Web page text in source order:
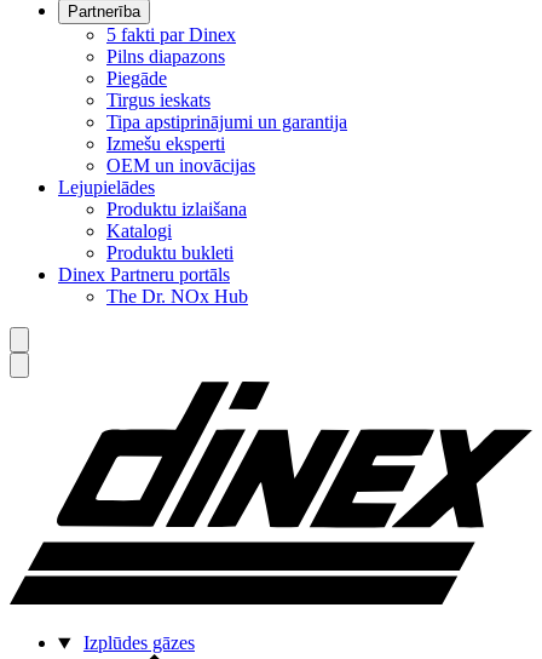
Partnerība
5 fakti par Dinex
Pilns diapazons
Piegāde
Tirgus ieskats
Tipa apstiprinājumi un garantija
Izmešu eksperti
OEM un inovācijas
Lejupielādes
Produktu izlaišana
Katalogi
Produktu bukleti
Dinex Partneru portāls
The Dr. NOx Hub
Izplūdes gāzes